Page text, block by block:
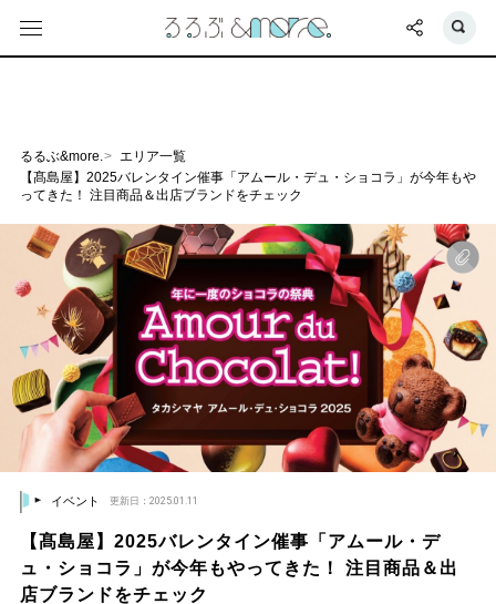
るるぶ&more.
エリア一覧
【髙島屋】2025バレンタイン催事「アムール・デュ・ショコラ」が今年もや
ってきた！ 注目商品＆出店ブランドをチェック
イベント 更新日：2025.01.11
【髙島屋】2025バレンタイン催事「アムール・デ
ュ・ショコラ」が今年もやってきた！ 注目商品＆出
店ブランドをチェック